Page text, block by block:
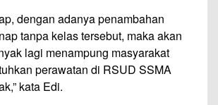
dengan adanya penambahan
tanpa kelas tersebut, maka akan
lagi menampung masyarakat
perawatan di RSUD SSMA
kata Edi.